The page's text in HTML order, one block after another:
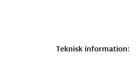
Teknisk information: